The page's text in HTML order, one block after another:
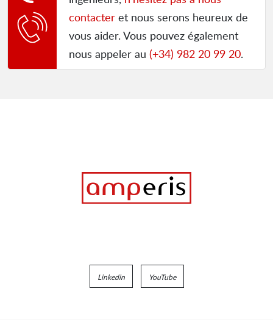
contacter et nous serons heureux de
vous aider. Vous pouvez également
nous appeler au (+34) 982 20 99 20.
Linkedin YouTube